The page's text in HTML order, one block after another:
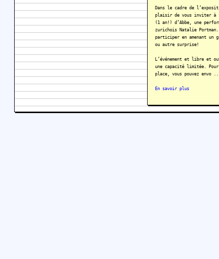
Dans le cadre de
plaisir de vous inviter à
(1 an!) d’Abbe, une
zurichois Natalie Portman.
participer en amenant un
ou autre surprise!
L’événement et libre et
une capacité limitée. Pour
place, vous pouvez envo
En savoir plus